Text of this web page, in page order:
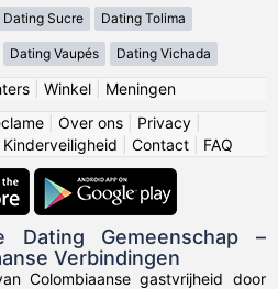
Dating Sucre Dating Tolima
Dating Vaupés Dating Vichada
| Winkel| Meningen
Over ons Privacy
Kinderveiligheid Contact FAQ
Dating Gemeenschap –
Verbindingen
Colombiaanse gastvrijheid door